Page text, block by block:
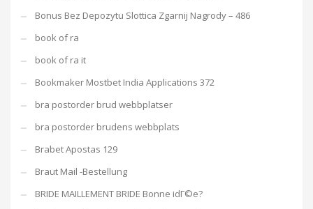
Bonus Bez Depozytu Slottica Zgarnij Nagrody – 486
book of ra
book of ra it
Bookmaker Mostbet India Applications 372
bra postorder brud webbplatser
bra postorder brudens webbplats
Brabet Apostas 129
Braut Mail -Bestellung
BRIDE MAILLEMENT BRIDE Bonne idГ©e?